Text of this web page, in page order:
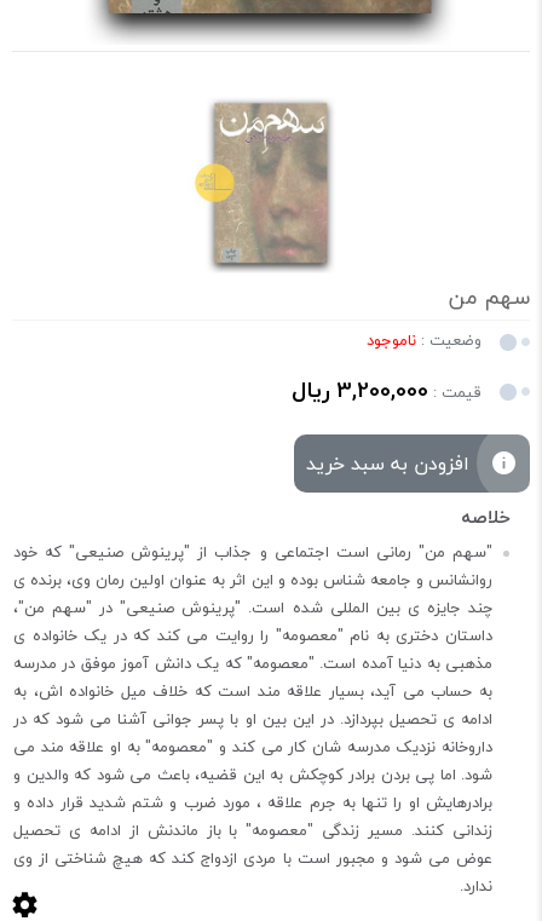
سهم من
وضعیت : ناموجود
قیمت : 3,200,000 ریال
افزودن به سبد خرید
"سهم من" رمانی است اجتماعی و جذاب از "پرینوش صنیعی" که خود
روانشانس و جامعه شناس بوده و این اثر به عنوان اولین رمان وی، برنده ی
چند جایزه ی بین المللی شده است. "پرینوش صنیعی" در "سهم من"،
داستان دختری به نام "معصومه" را روایت می کند که در یک خانواده ی
مذهبی به دنیا آمده است. "معصومه" که یک دانش آموز موفق در مدرسه
به حساب می آید، بسیار علاقه مند است که خلاف میل خانواده اش، به
ادامه ی تحصیل بپردازد. در این بین او با پسر جوانی آشنا می شود که در
داروخانه نزدیک مدرسه شان کار می کند و "معصومه" به او علاقه مند می
شود. اما پی بردن برادر کوچکش به این قضیه، باعث می شود که والدین و
برادرهایش او را تنها به جرم علاقه ، مورد ضرب و شتم شدید قرار داده و
زندانی کنند. مسیر زندگی "معصومه" با باز ماندنش از ادامه ی تحصیل
عوض می شود و مجبور است با مردی ازدواج کند که هیچ شناختی از وی
ندارد.